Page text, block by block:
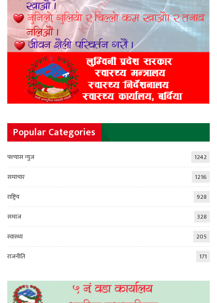
Popular Categories
फ्ल्यास न्युज
1242
समाचार
1216
राष्ट्रिय
928
समाज
328
स्वास्थ्य
205
राजनीति
171